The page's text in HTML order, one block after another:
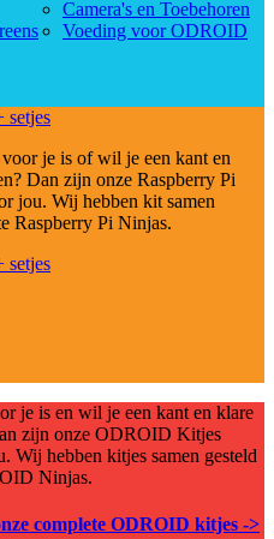
Camera's en Toebehoren
Voeding voor ODROID
setjes
je is of wil je een kant en
Dan zijn onze Raspberry Pi
jou. Wij hebben kit samen
Raspberry Pi Ninjas.
setjes
je is en wil je een kant en klare
zijn onze ODROID Kitjes
Wij hebben kitjes samen gesteld
Ninjas.
complete ODROID kitjes ->